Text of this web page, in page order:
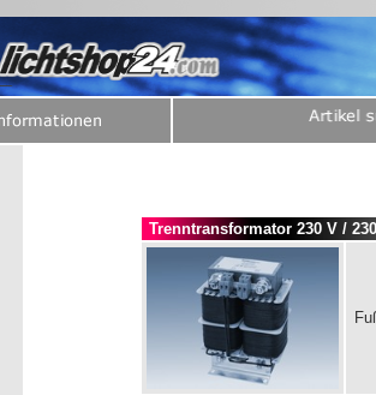
Trenntransformator 230 V /